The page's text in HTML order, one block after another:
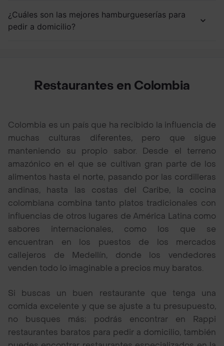
¿Cuáles son las mejores hamburgueserías para
pedir a domicilio?
Restaurantes en Colombia
Colombia es un país que ha recibido la influencia de
muchas culturas diferentes, pero que sigue
manteniendo su propio sabor. Desde el terreno
amazónico en el que se cultivan gran parte de los
alimentos hasta el norte, pasando por las cordilleras
andinas, hasta las costas del Caribe, la cocina
colombiana combina tanto platos tradicionales con
influencias de otros lugares de América Latina como
sabores internacionales, como los que se
encuentran en los puestos de los mercados
callejeros de Medellín, donde los vendedores
venden todo lo imaginable a precios muy baratos.
Si buscas un buen restaurante que tenga una
comida excelente y que se ajuste a tu presupuesto,
no busques más; podrás encontrar en Rappi
restaurantes baratos para pedir a domicilio, también